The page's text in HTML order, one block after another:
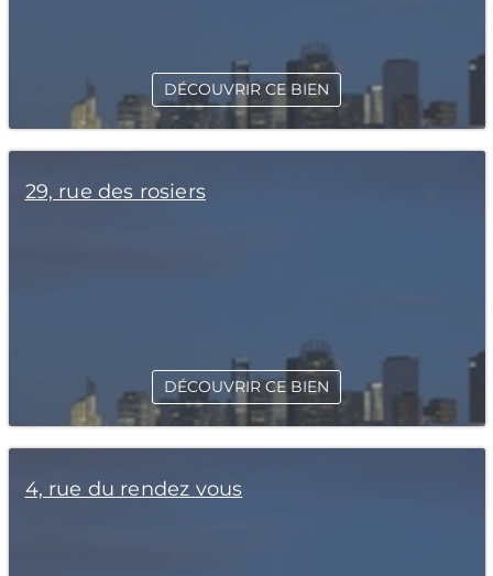
DÉCOUVRIR CE BIEN
29, rue des rosiers
DÉCOUVRIR CE BIEN
4, rue du rendez vous